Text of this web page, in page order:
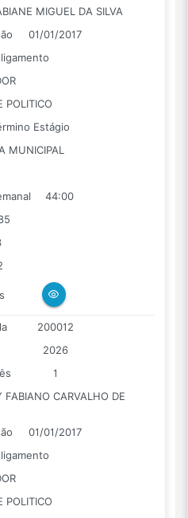
MIGUEL DA SILVA
01/01/2017
POLITICO
Estágio
MUNICIPAL
44:00
200012
2026
1
FABIANO CARVALHO DE
01/01/2017
POLITICO